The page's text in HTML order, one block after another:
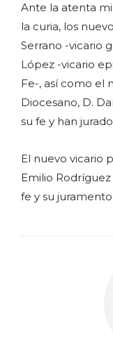
Ante la atenta
la curia, los
Serrano -vicario
López -vicario
Fe-, así como el
Diocesano, D.
su fe y han
El nuevo vicario
Emilio
fe y su